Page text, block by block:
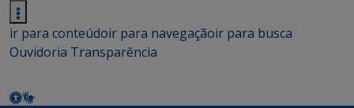
ir para conteúdoir para navegaçãoir para busca
Ouvidoria Transparência